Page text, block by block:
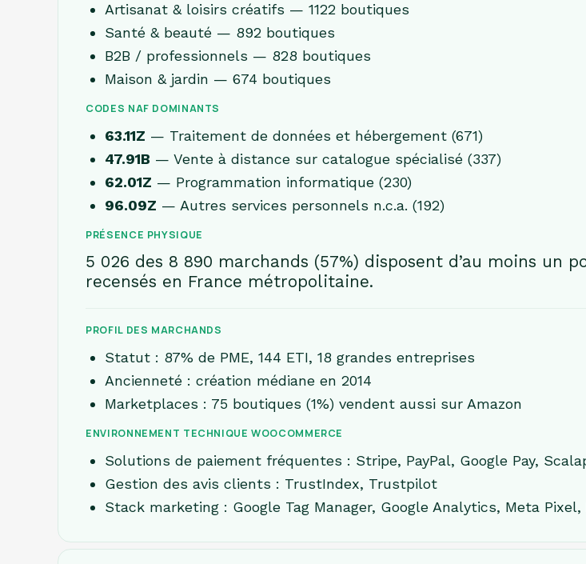
Artisanat & loisirs créatifs — 1122 boutiques
Santé & beauté — 892 boutiques
B2B / professionnels — 828 boutiques
Maison & jardin — 674 boutiques
CODES NAF DOMINANTS
63.11Z — Traitement de données et hébergement (671)
47.91B — Vente à distance sur catalogue spécialisé (337)
62.01Z — Programmation informatique (230)
96.09Z — Autres services personnels n.c.a. (192)
PRÉSENCE PHYSIQUE
5 026 des 8 890 marchands (57%) disposent d’au moins un
recensés en France métropolitaine.
PROFIL DES MARCHANDS
Statut : 87% de PME, 144 ETI, 18 grandes entreprises
Ancienneté : création médiane en 2014
Marketplaces : 75 boutiques (1%) vendent aussi sur Amazon
ENVIRONNEMENT TECHNIQUE WOOCOMMERCE
Solutions de paiement fréquentes : Stripe, PayPal, Google Pay,
Gestion des avis clients : TrustIndex, Trustpilot
Stack marketing : Google Tag Manager, Google Analytics, Meta